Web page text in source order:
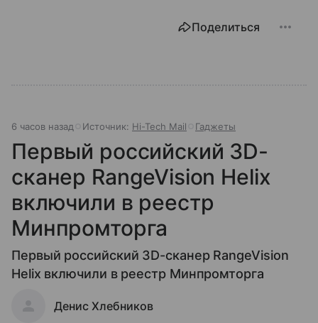
Поделиться
6 часов назад Источник: Hi-Tech Mail Гаджеты
Первый российский 3D-
сканер RangeVision Helix
включили в реестр
Минпромторга
Первый российский 3D-сканер RangeVision
Helix включили в реестр Минпромторга
Денис Хлебников